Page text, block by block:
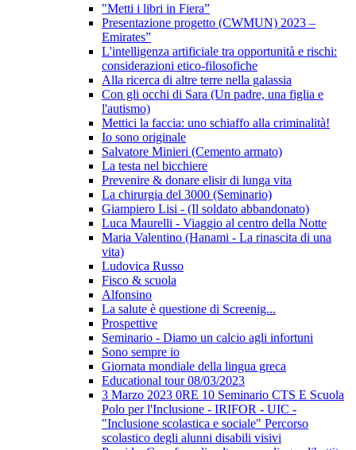
"Metti i libri in Fiera”
Presentazione progetto (CWMUN) 2023 –
Emirates”
L'intelligenza artificiale tra opportunità e rischi:
considerazioni etico-filosofiche
Alla ricerca di altre terre nella galassia
Con gli occhi di Sara (Un padre, una figlia e
l'autismo)
Mettici la faccia: uno schiaffo alla criminalità!
Io sono originale
Salvatore Minieri (Cemento armato)
La testa nel bicchiere
Prevenire & donare elisir di lunga vita
La chirurgia del 3000 (Seminario)
Giampiero Lisi - (Il soldato abbandonato)
Luca Maurelli - Viaggio al centro della Notte
Maria Valentino (Hanami - La rinascita di una
vita)
Ludovica Russo
Fisco & scuola
Alfonsino
La salute è questione di Screenig...
Prospettive
Seminario - Diamo un calcio agli infortuni
Sono sempre io
Giornata mondiale della lingua greca
Educational tour 08/03/2023
3 Marzo 2023 0RE 10 Seminario CTS E Scuola
Polo per l'Inclusione - IRIFOR - UIC -
"Inclusione scolastica e sociale" Percorso
scolastico degli alunni disabili visivi